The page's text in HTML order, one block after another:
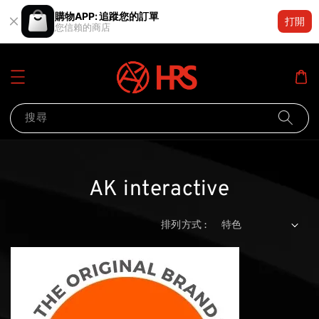
購物APP: 追蹤您的訂單
您信賴的商店
打開
搜尋
AK interactive
排列方式 :